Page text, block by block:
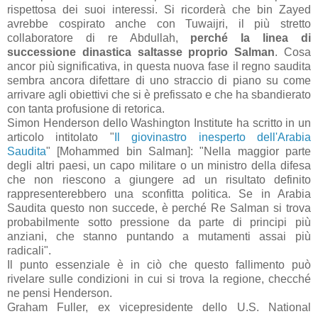
rispettosa dei suoi interessi. Si ricorderà che bin Zayed
avrebbe cospirato anche con Tuwaijri, il più stretto
collaboratore di re Abdullah, perché la linea di
successione dinastica saltasse proprio Salman. Cosa
ancor più significativa, in questa nuova fase il regno saudita
sembra ancora difettare di uno straccio di piano su come
arrivare agli obiettivi che si è prefissato e che ha sbandierato
con tanta profusione di retorica.
Simon Henderson dello Washington Institute ha scritto in un
articolo intitolato " Il giovinastro inesperto dell'Arabia
Saudita" [Mohammed bin Salman]: "Nella maggior parte
degli altri paesi, un capo militare o un ministro della difesa
che non riescono a giungere ad un risultato definito
rappresenterebbero una sconfitta politica. Se in Arabia
Saudita questo non succede, è perché Re Salman si trova
probabilmente sotto pressione da parte di principi più
anziani, che stanno puntando a mutamenti assai più
radicali".
Il punto essenziale è in ciò che questo fallimento può
rivelare sulle condizioni in cui si trova la regione, checché
ne pensi Henderson.
Graham Fuller, ex vicepresidente dello U.S. National